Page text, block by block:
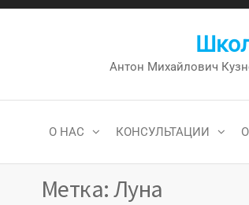
Перейти
Антон Михайлович
О НАС КОНСУЛЬТАЦИИ
Метка:Луна